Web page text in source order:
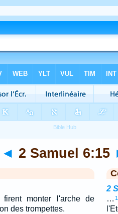
◄ 2 Samuel 6:15
monter l'arche de
des trompettes.
2
…